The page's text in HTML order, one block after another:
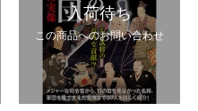
入荷待ち
この商品へのお問い合わせ